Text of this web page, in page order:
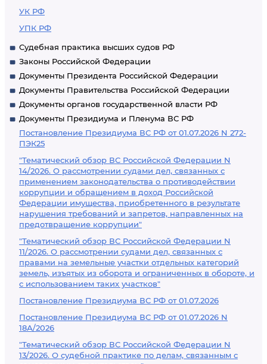
УК РФ
УПК РФ
Судебная практика высших судов РФ
Законы Российской Федерации
Документы Президента Российской Федерации
Документы Правительства Российской Федерации
Документы органов государственной власти РФ
Документы Президиума и Пленума ВС РФ
Постановление Президиума ВС РФ от 01.07.2026 N 272-
ПЭК25
"Тематический обзор ВС Российской Федерации N
14/2026. О рассмотрении судами дел, связанных с
применением законодательства о противодействии
коррупции и обращением в доход Российской
Федерации имущества, приобретенного в результате
нарушения требований и запретов, направленных на
предотвращение коррупции"
"Тематический обзор ВС Российской Федерации N
11/2026. О рассмотрении судами дел, связанных с
правами на земельные участки отдельных категорий
земель, изъятых из оборота и ограниченных в обороте, и
с использованием таких участков"
Постановление Президиума ВС РФ от 01.07.2026
Постановление Президиума ВС РФ от 01.07.2026 N
18А/2026
"Тематический обзор ВС Российской Федерации N
13/2026. О судебной практике по делам, связанным с